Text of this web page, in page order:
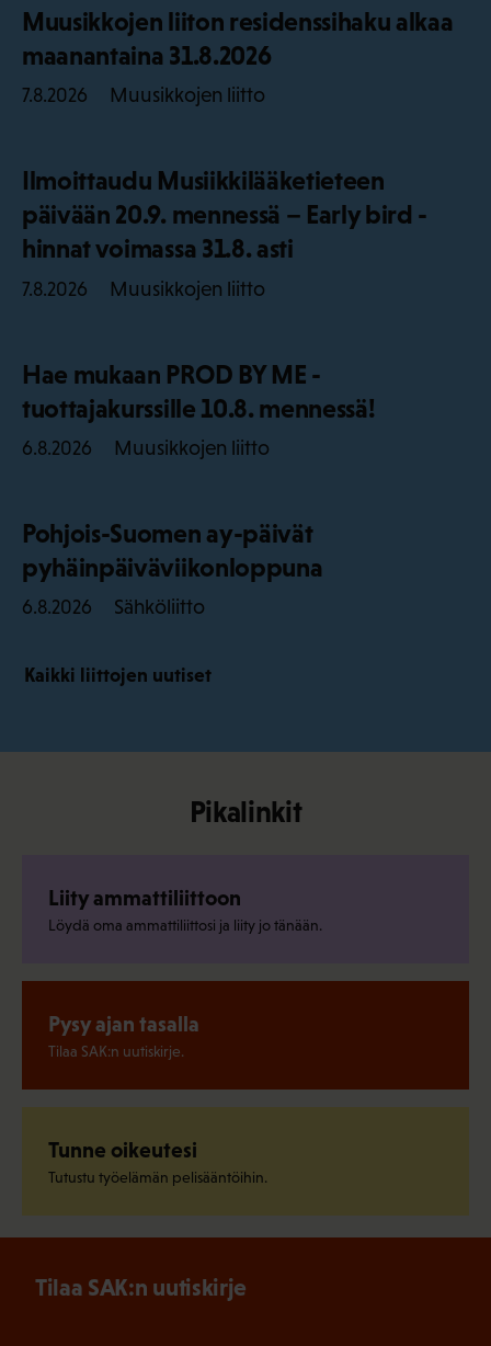
Muusikkojen liiton residenssihaku alkaa
maanantaina 31.8.2026
7.8.2026 Muusikkojen liitto
Ilmoittaudu Musiikkilääketieteen
päivään 20.9. mennessä – Early bird -
hinnat voimassa 31.8. asti
7.8.2026 Muusikkojen liitto
Hae mukaan PROD BY ME -
tuottajakurssille 10.8. mennessä!
6.8.2026 Muusikkojen liitto
Pohjois-Suomen ay-päivät
pyhäinpäiväviikonloppuna
6.8.2026 Sähköliitto
Kaikki liittojen uutiset
Pikalinkit
Liity ammattiliittoon
Löydä oma ammattiliittosi ja liity jo tänään.
Pysy ajan tasalla
Tilaa SAK:n uutiskirje.
Tunne oikeutesi
Tutustu työelämän pelisääntöihin.
Tilaa SAK:n uutiskirje